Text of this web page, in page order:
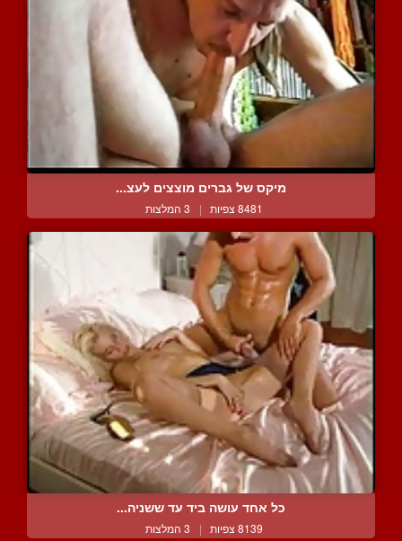
מיקס של גברים מוצצים לעצ...
8481 צפיות | 3 המלצות
כל אחד עושה ביד עד ששניה...
8139 צפיות | 3 המלצות